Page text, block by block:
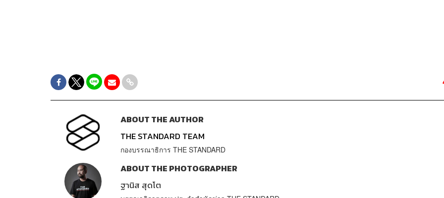
ABOUT THE AUTHOR
THE STANDARD TEAM
กองบรรณาธิการ THE STANDARD
ABOUT THE PHOTOGRAPHER
ฐานิส สุดโต